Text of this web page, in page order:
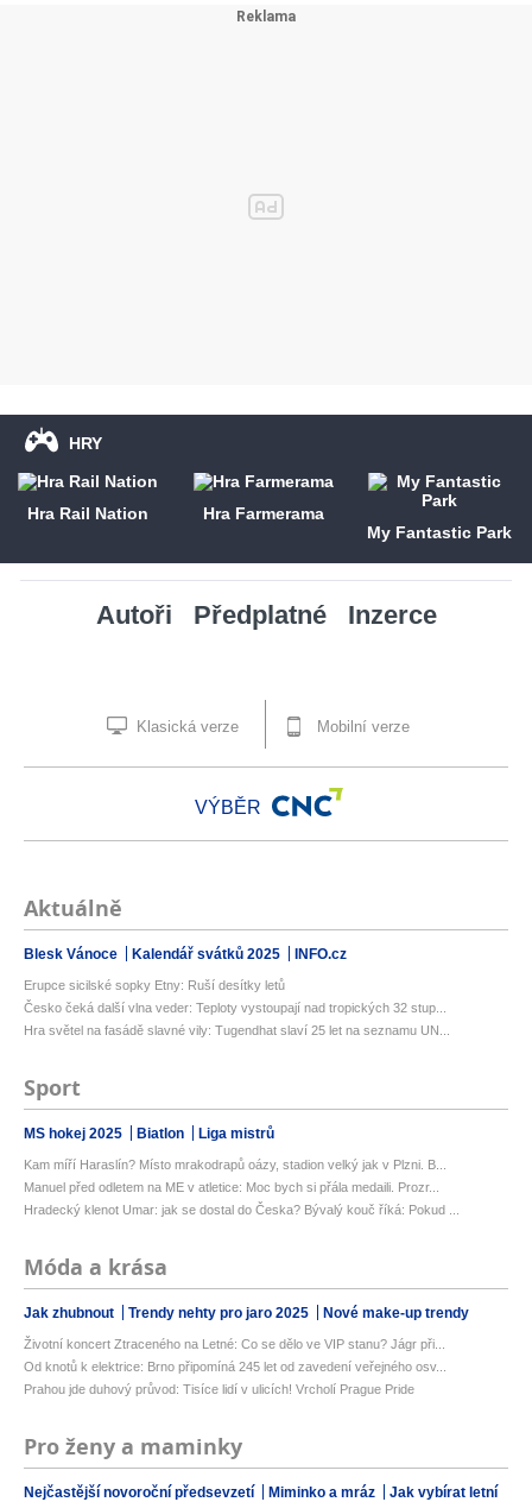
HRY
Hra Rail Nation
Hra Farmerama
My Fantastic Park
Autoři Předplatné Inzerce
Klasická verze Mobilní verze
VÝBĚR
Aktuálně
Blesk Vánoce Kalendář svátků 2025 INFO.cz
Erupce sicilské sopky Etny: Ruší desítky letů
Česko čeká další vlna veder: Teploty vystoupají nad tropických 32 stup...
Hra světel na fasádě slavné vily: Tugendhat slaví 25 let na seznamu UN...
Sport
MS hokej 2025 Biatlon Liga mistrů
Kam míří Haraslín? Místo mrakodrapů oázy, stadion velký jak v Plzni. B...
Manuel před odletem na ME v atletice: Moc bych si přála medaili. Prozr...
Hradecký klenot Umar: jak se dostal do Česka? Bývalý kouč říká: Pokud ...
Móda a krása
Jak zhubnout Trendy nehty pro jaro 2025 Nové make-up trendy
Životní koncert Ztraceného na Letné: Co se dělo ve VIP stanu? Jágr při...
Od knotů k elektrice: Brno připomíná 245 let od zavedení veřejného osv...
Prahou jde duhový průvod: Tisíce lidí v ulicích! Vrcholí Prague Pride
Pro ženy a maminky
Nejčastější novoroční předsevzetí Miminko a mráz
Jak vybírat letní